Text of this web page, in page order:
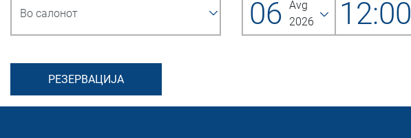
06 Avg
2026
12:00
РЕЗЕРВАЦИЈА